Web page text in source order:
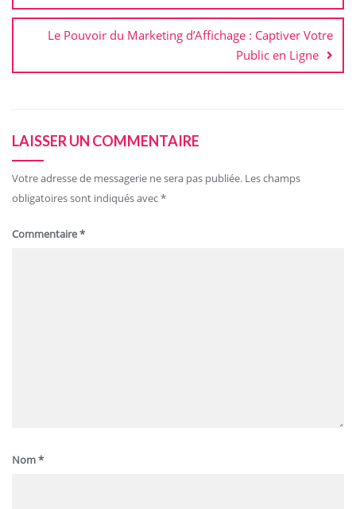
Le Pouvoir du Marketing d’Affichage : Captiver Votre
Public en Ligne
LAISSER UN COMMENTAIRE
Votre adresse de messagerie ne sera pas publiée. Les champs
obligatoires sont indiqués avec*
Commentaire*
Nom*